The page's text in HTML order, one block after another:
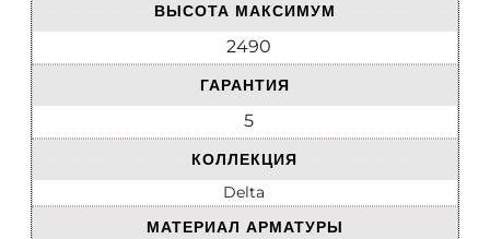
ВЫСОТА МАКСИМУМ
2490
ГАРАНТИЯ
5
КОЛЛЕКЦИЯ
Delta
МАТЕРИАЛ АРМАТУРЫ